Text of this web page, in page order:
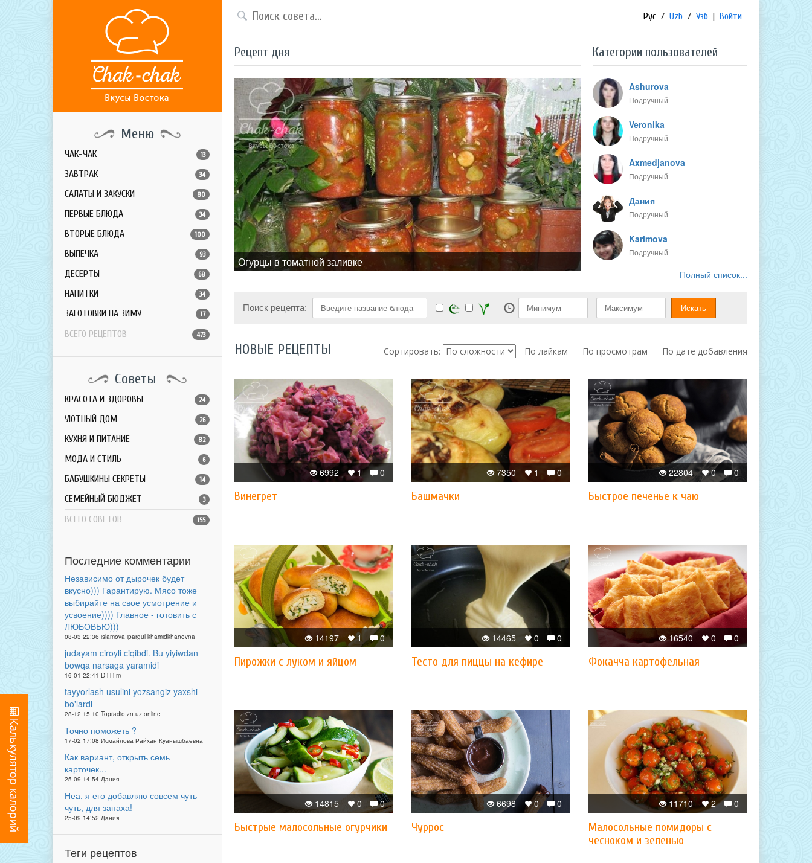
Меню
ЧАК-ЧАК 13
ЗАВТРАК 34
САЛАТЫ И ЗАКУСКИ 80
ПЕРВЫЕ БЛЮДА 34
ВТОРЫЕ БЛЮДА 100
ВЫПЕЧКА 93
ДЕСЕРТЫ 68
НАПИТКИ 34
ЗАГОТОВКИ НА ЗИМУ 17
ВСЕГО РЕЦЕПТОВ 473
Советы
КРАСОТА И ЗДОРОВЬЕ 24
УЮТНЫЙ ДОМ 26
КУХНЯ И ПИТАНИЕ 82
МОДА И СТИЛЬ 6
БАБУШКИНЫ СЕКРЕТЫ 14
СЕМЕЙНЫЙ БЮДЖЕТ 3
ВСЕГО СОВЕТОВ 155
Последние комментарии
Независимо от дырочек будет
вкусно))) Гарантирую. Мясо тоже
выбирайте на свое усмотрение и
усвоение)))) Главное - готовить с
ЛЮБОВЬЮ)))
08-03 22:36 islamova ipargul khamidkhanovna
judayam ciroyli ciqibdi. Bu yiyiwdan
bowqa narsaga yaramidi
16-01 22:41 D i l i m
tayyorlash usulini yozsangiz yaxshi
bo'lardi
28-12 15:10 Topradio.zn.uz online
Точно поможеть ?
17-02 17:08 Исмайлова Райхан Куанышбаевна
Как вариант, открыть семь
карточек...
25-09 14:54 Дания
Неа, я его добавляю совсем чуть-
чуть, для запаха!
25-09 14:52 Дания
Теги рецептов
Рус / Uzb / Узб | Войти
Рецепт дня
Огурцы в томатной заливке
Категории пользователей
Ashurova
Подручный
Veronika
Подручный
Axmedjanova
Подручный
Дания
Подручный
Karimova
Подручный
Полный список...
Поиск рецепта:
НОВЫЕ РЕЦЕПТЫ Сортировать: По лайкам По просмотрам По дате добавления
0
1
6992
Винегрет
0
1
7350
Башмачки
0
0
22804
Быстрое печенье к чаю
0
1
14197
Пирожки с луком и яйцом
0
0
14465
Тесто для пиццы на кефире
0
0
16540
Фокачча картофельная
0
0
14815
Быстрые малосольные огурчики
0
0
6698
Чуррос
0
2
11710
Малосольные помидоры с
чесноком и зеленью